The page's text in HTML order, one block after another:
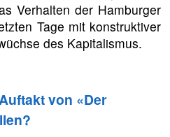
Verhalten der Hamburger
Tage mit konstruktiver
des Kapitalismus.
von «Der